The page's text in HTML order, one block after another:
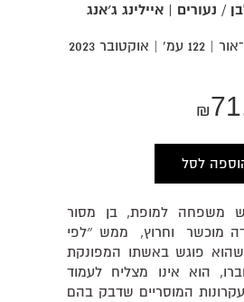
/ נעורים | איילינג ג׳אנג
מסינית: דנה שם־אור | 122 עמ' | אוקטובר 2023
₪
לסל
משפחה למופת, בן מסור
מוכשר וחרוץ, ממש ״לפי
פוגש באשתו המפונקת
הוא אינו מצליח לעמוד
המוסריים שדבק בהם